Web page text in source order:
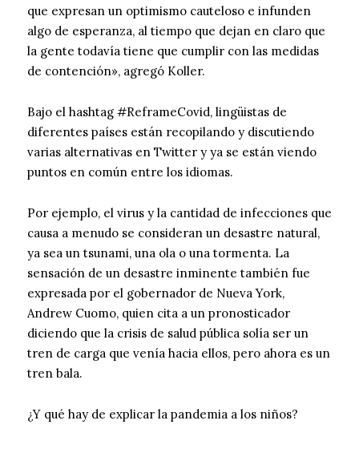
que expresan un optimismo cauteloso e infunden
algo de esperanza, al tiempo que dejan en claro que
la gente todavía tiene que cumplir con las medidas
de contención», agregó Koller.
Bajo el hashtag #ReframeCovid, lingüistas de
diferentes países están recopilando y discutiendo
varias alternativas en Twitter y ya se están viendo
puntos en común entre los idiomas.
Por ejemplo, el virus y la cantidad de infecciones que
causa a menudo se consideran un desastre natural,
ya sea un tsunami, una ola o una tormenta. La
sensación de un desastre inminente también fue
expresada por el gobernador de Nueva York,
Andrew Cuomo, quien cita a un pronosticador
diciendo que la crisis de salud pública solía ser un
tren de carga que venía hacia ellos, pero ahora es un
tren bala.
¿Y qué hay de explicar la pandemia a los niños?